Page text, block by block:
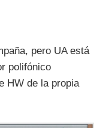
pero UA está
polifónico
HW de la propia